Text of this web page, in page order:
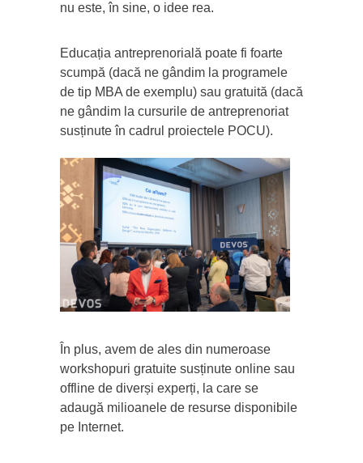
nu este, în sine, o idee rea.
Educația antreprenorială poate fi foarte
scumpă (dacă ne gândim la programele
de tip MBA de exemplu) sau gratuită (dacă
ne gândim la cursurile de antreprenoriat
susținute în cadrul proiectele POCU).
În plus, avem de ales din numeroase
workshopuri gratuite susținute online sau
offline de diverși experți, la care se
adaugă milioanele de resurse disponibile
pe Internet.